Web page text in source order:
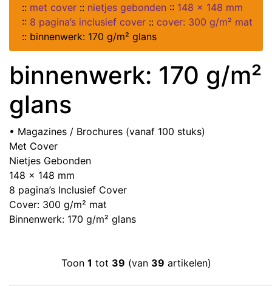
:: met cover :: nietjes gebonden :: 148 x 148 mm
:: 8 pagina’s inclusief cover :: cover: 300 g/m² mat
:: binnenwerk: 170 g/m² glans
binnenwerk: 170 g/m²
glans
• Magazines / Brochures (vanaf 100 stuks)
Met Cover
Nietjes Gebonden
148 x 148 mm
8 pagina’s Inclusief Cover
Cover: 300 g/m² mat
Binnenwerk: 170 g/m² glans
Toon 1 tot 39 (van 39 artikelen)